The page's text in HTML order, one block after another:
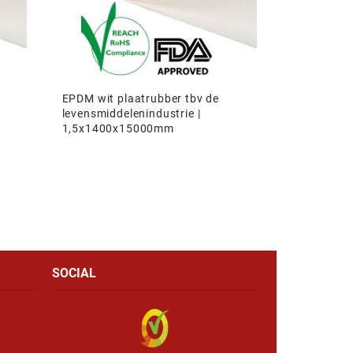
EPDM wit plaatrubber tbv de
levensmiddelenindustrie |
1,5x1400x15000mm
SOCIAL